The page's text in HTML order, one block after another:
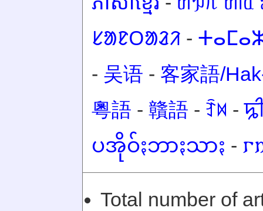
ᱥᱟᱱᱛᱟᱲᱤ -
- 吴语 - 客家語/
粵語 - 贛語 - ꆇꉙ -
ပအိုဝ်ႏဘာႏသာႏ -
Total number of